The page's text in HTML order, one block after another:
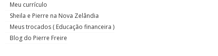
Meu currículo
Sheila e Pierre na Nova Zelândia
Meus trocados ( Educação financeira )
Blog do Pierre Freire